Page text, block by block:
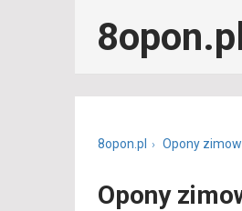
8opon.pl
8opon.pl Opony
Opony